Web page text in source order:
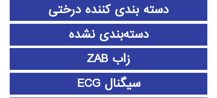
دسته بندی کننده درختی
دسته‌بندی نشده
زاب ZAB
سیگنال ECG